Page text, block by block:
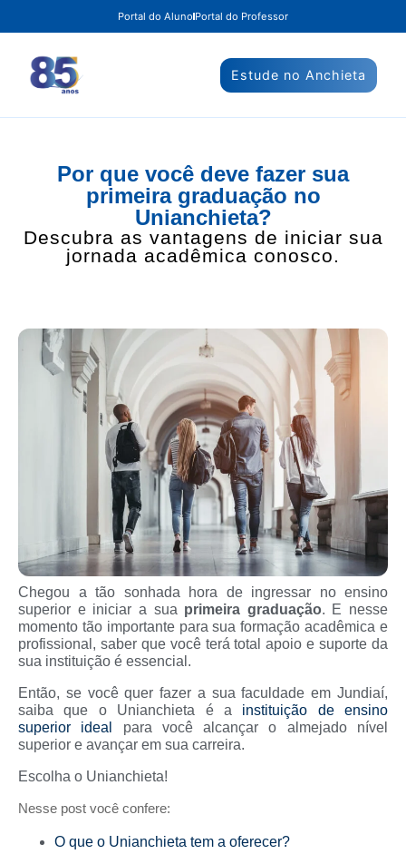
Portal do Aluno Portal do Professor
Estude no Anchieta
Por que você deve fazer sua
primeira graduação no
Unianchieta?
Descubra as vantagens de iniciar sua
jornada acadêmica conosco.
Chegou a tão sonhada hora de ingressar no ensino
superior e iniciar a sua primeira graduação. E nesse
momento tão importante para sua formação acadêmica e
profissional, saber que você terá total apoio e suporte da
sua instituição é essencial.
Então, se você quer fazer a sua faculdade em Jundiaí,
saiba que o Unianchieta é a instituição de ensino
superior ideal
para você alcançar o almejado nível
superior e avançar em sua carreira.
Escolha o Unianchieta!
Nesse post você confere:
O que o Unianchieta tem a oferecer?